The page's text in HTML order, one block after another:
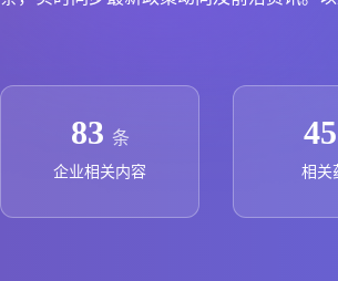
时讯
政策法规
药品生产企业
83 条
企业相关内容
45
相关